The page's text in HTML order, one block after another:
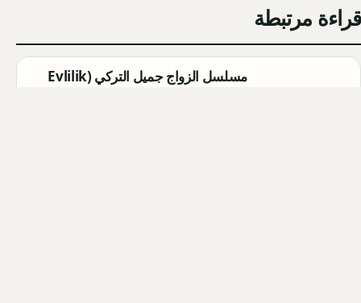
قراءة مرتبطة
مسلسل الزواج جميل التركي (Evlilik